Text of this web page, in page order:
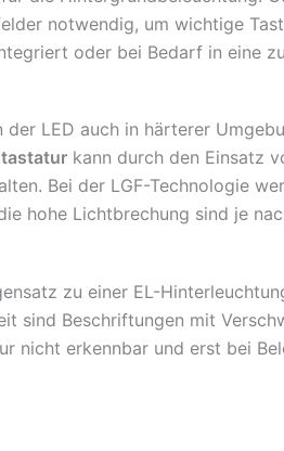
notwendig, um wichtige
oder bei Bedarf in eine
LED auch in härterer
kann durch den Einsatz
Bei der LGF-Technologie
hohe Lichtbrechung sind je
zu einer EL-
sind Beschriftungen mit
nicht erkennbar und erst bei